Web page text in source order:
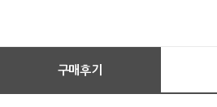
구매후기